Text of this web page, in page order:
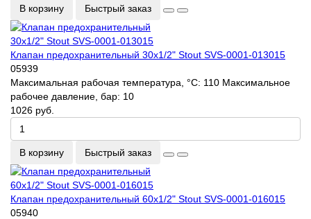
В корзину Быстрый заказ
Клапан предохранительный 30х1/2" Stout SVS-0001-013015
05939
Максимальная рабочая температура, °С: 110 Максимальное
рабочее давление, бар: 10
1026 руб.
В корзину Быстрый заказ
Клапан предохранительный 60х1/2" Stout SVS-0001-016015
05940